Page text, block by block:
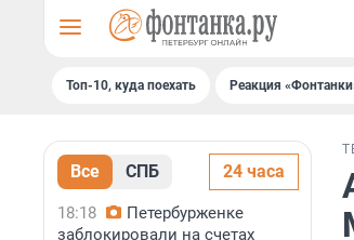
Топ-10, куда поехать Реакция
Все СПБ 24 часа
18:18
Петербурженке
заблокировали на счетах